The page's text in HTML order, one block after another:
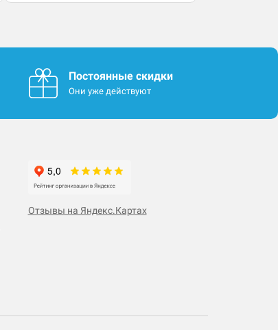
Постоянные скидки
Они уже действуют
Отзывы на Яндекс.Картах